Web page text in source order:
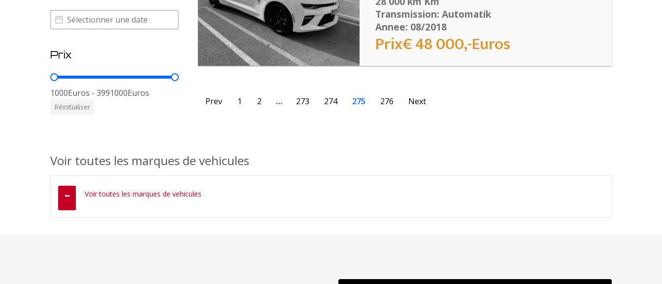
Annee
Annee
Prix
Prix
1000Euros - 3991000Euros
Réinitialiser
Transmission: Automatik
Annee: 08/2018
Prix€ 48 000,-Euros
Prev 1 2 … 273 274 275 276 Next
Voir toutes les marques de vehicules
Voir toutes les marques de vehicules